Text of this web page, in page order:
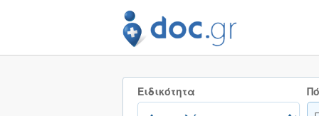
Ειδικότητα